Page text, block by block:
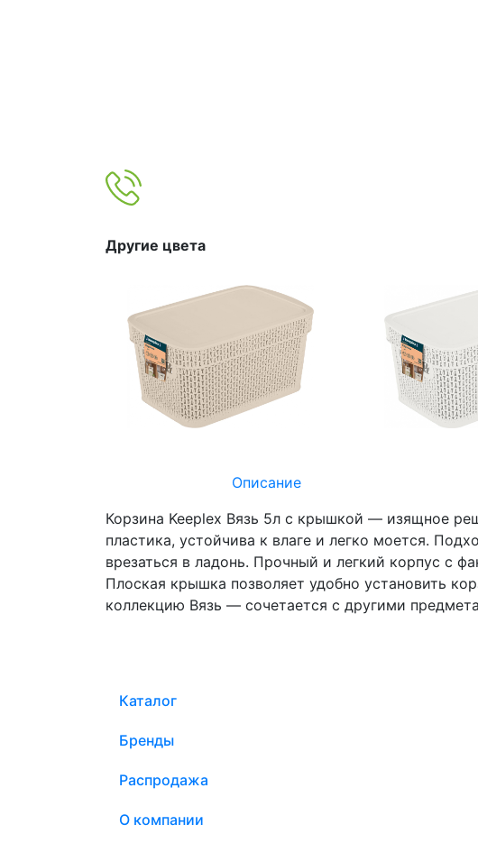
Другие цвета
Описание
Корзина Keeplex Вязь 5л с крышкой — изящное
пластика, устойчива к влаге и легко моется.
врезаться в ладонь. Прочный и легкий корпус с
Плоская крышка позволяет удобно установить
коллекцию Вязь — сочетается с другими
Каталог
Бренды
Распродажа
О компании